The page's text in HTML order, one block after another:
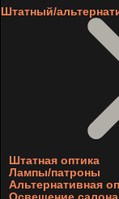
Штатный/
Штатная оптика
Лампы/патроны
Альтернативная